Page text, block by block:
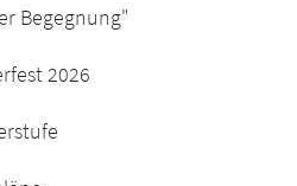
Begegnung"
2026